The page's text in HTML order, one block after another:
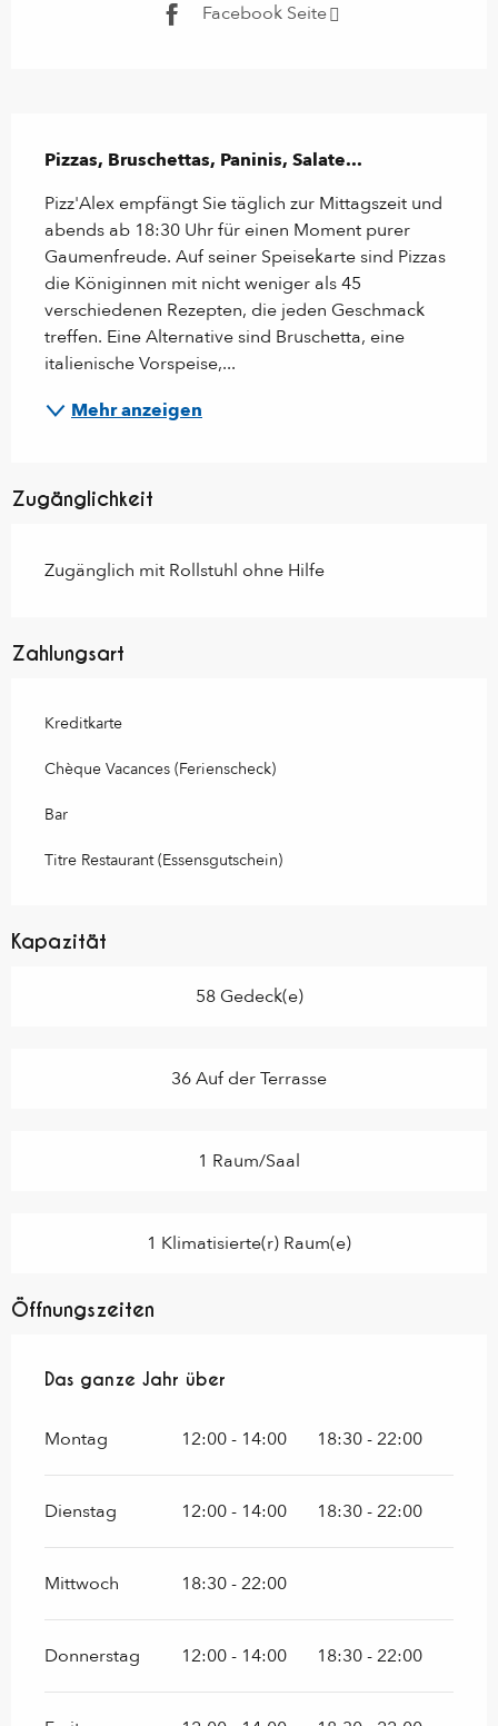
Facebook Seite
Pizzas, Bruschettas, Paninis, Salate...
Pizz'Alex empfängt Sie täglich zur Mittagszeit und
abends ab 18:30 Uhr für einen Moment purer
Gaumenfreude. Auf seiner Speisekarte sind Pizzas
die Königinnen mit nicht weniger als 45
verschiedenen Rezepten, die jeden Geschmack
treffen. Eine Alternative sind Bruschetta, eine
italienische Vorspeise,...
Mehr anzeigen
Zugänglichkeit
Zugänglich mit Rollstuhl ohne Hilfe
Zahlungsart
Kreditkarte
Chèque Vacances (Ferienscheck)
Bar
Titre Restaurant (Essensgutschein)
Kapazität
58 Gedeck(e)
36 Auf der Terrasse
1 Raum/Saal
1 Klimatisierte(r) Raum(e)
Öffnungszeiten
Das ganze Jahr über
Das ganze Jahr über
Montag 12:00 - 14:00 18:30 - 22:00
Dienstag 12:00 - 14:00 18:30 - 22:00
Mittwoch 18:30 - 22:00
Donnerstag 12:00 - 14:00 18:30 - 22:00